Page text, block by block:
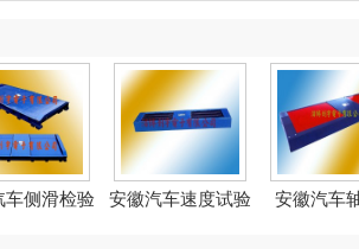
车侧滑检验
安徽汽车速度试验
安徽汽车